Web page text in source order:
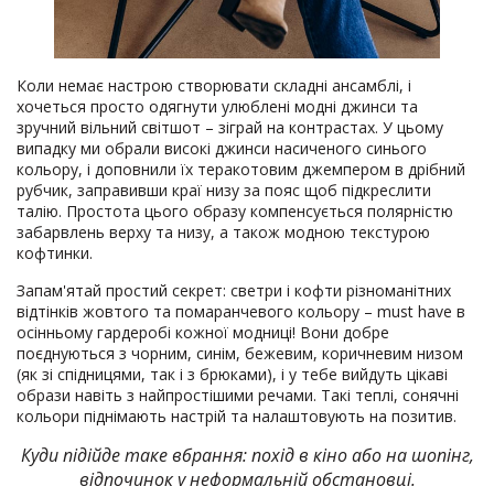
Коли немає настрою створювати складні ансамблі, і
хочеться просто одягнути улюблені модні джинси та
зручний вільний світшот – зіграй на контрастах. У цьому
випадку ми обрали високі джинси насиченого синього
кольору, і доповнили їх теракотовим джемпером в дрібний
рубчик, заправивши краї низу за пояс щоб підкреслити
талію. Простота цього образу компенсується полярністю
забарвлень верху та низу, а також модною текстурою
кофтинки.
Запам'ятай простий секрет: светри і кофти різноманітних
відтінків жовтого та помаранчевого кольору – must have в
осінньому гардеробі кожної модниці! Вони добре
поєднуються з чорним, синім, бежевим, коричневим низом
(як зі спідницями, так і з брюками), і у тебе вийдуть цікаві
образи навіть з найпростішими речами. Такі теплі, сонячні
кольори піднімають настрій та налаштовують на позитив.
Куди підійде таке вбрання: похід в кіно або на шопінг,
відпочинок у неформальній обстановці.